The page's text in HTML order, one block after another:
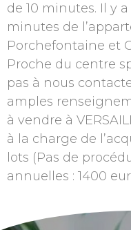
de 10 minutes. Il y
minutes de
Porchefontaine et
Proche du centre
pas à nous
amples
à vendre à
à la charge de
lots (Pas de
annuelles : 1400